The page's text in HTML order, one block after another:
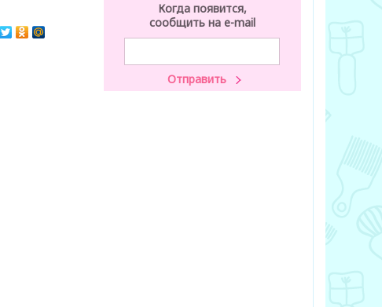
Когда появится,
сообщить на e-mail